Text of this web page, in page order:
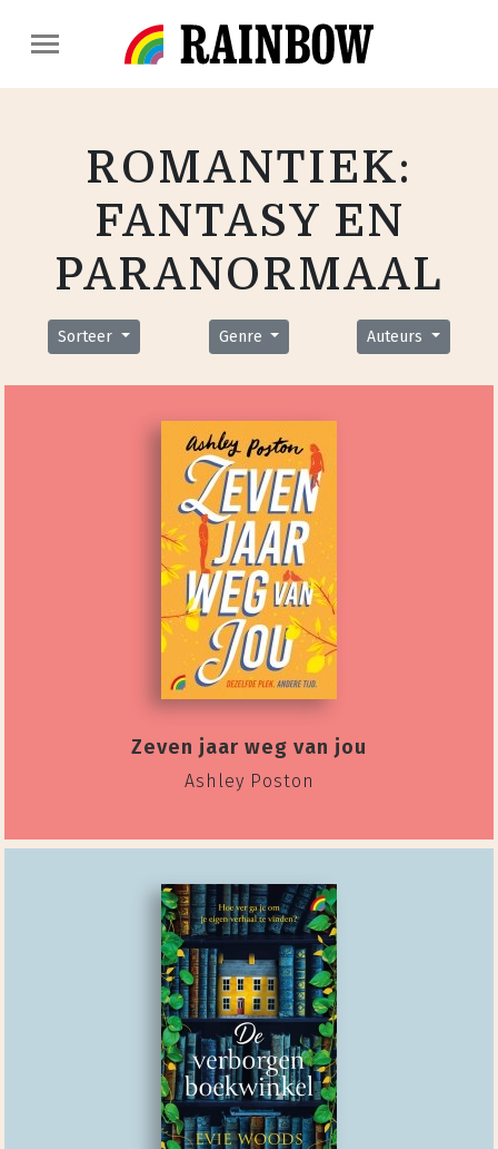
ROMANTIEK:
FANTASY EN
PARANORMAAL
Sorteer Genre Auteurs
Zeven jaar weg van jou
Ashley Poston